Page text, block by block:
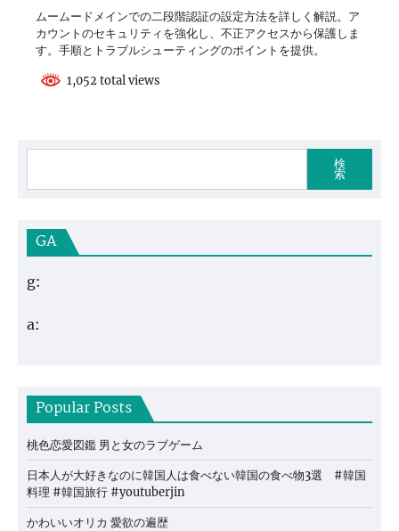
ムームードメインでの二段階認証の設定方法を詳しく解説。ア
カウントのセキュリティを強化し、不正アクセスから保護しま
す。手順とトラブルシューティングのポイントを提供。
1,052 total views
検
索
GA
g:
a:
Popular Posts
桃色恋愛図鑑 男と女のラブゲーム
日本人が大好きなのに韓国人は食べない韓国の食べ物3選 #韓国
料理 #韓国旅行 #youtuberjin
かわいいオリカ 愛欲の遍歴